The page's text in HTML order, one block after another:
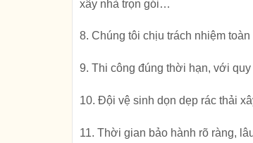
xây nhà trọn gói…
8. Chúng tôi chịu trách nhiệm
9. Thi công đúng thời hạn, với
10. Đội vệ sinh dọn dẹp rác thải
11. Thời gian bảo hành rõ ràng,